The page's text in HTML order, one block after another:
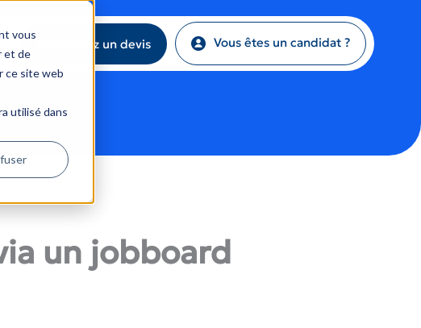
vous
et de
ce site web
utilisé dans
Demandez un devis Vous êtes un candidat ?
un jobboard